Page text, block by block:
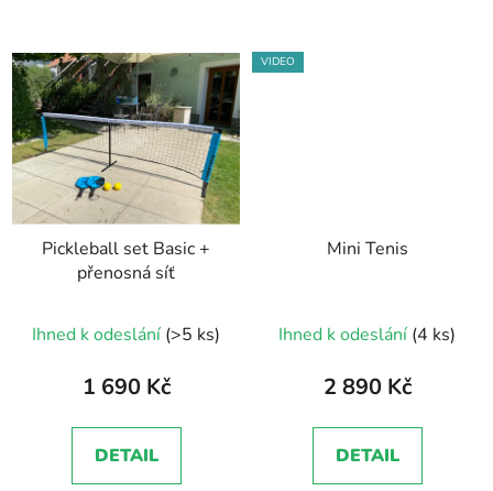
Pickleball set Basic +
přenosná síť
Ihned k odeslání (>5 ks)
1 690 Kč
DETAIL
VIDEO
Mini Tenis
Ihned k odeslání (4 ks)
2 890 Kč
DETAIL